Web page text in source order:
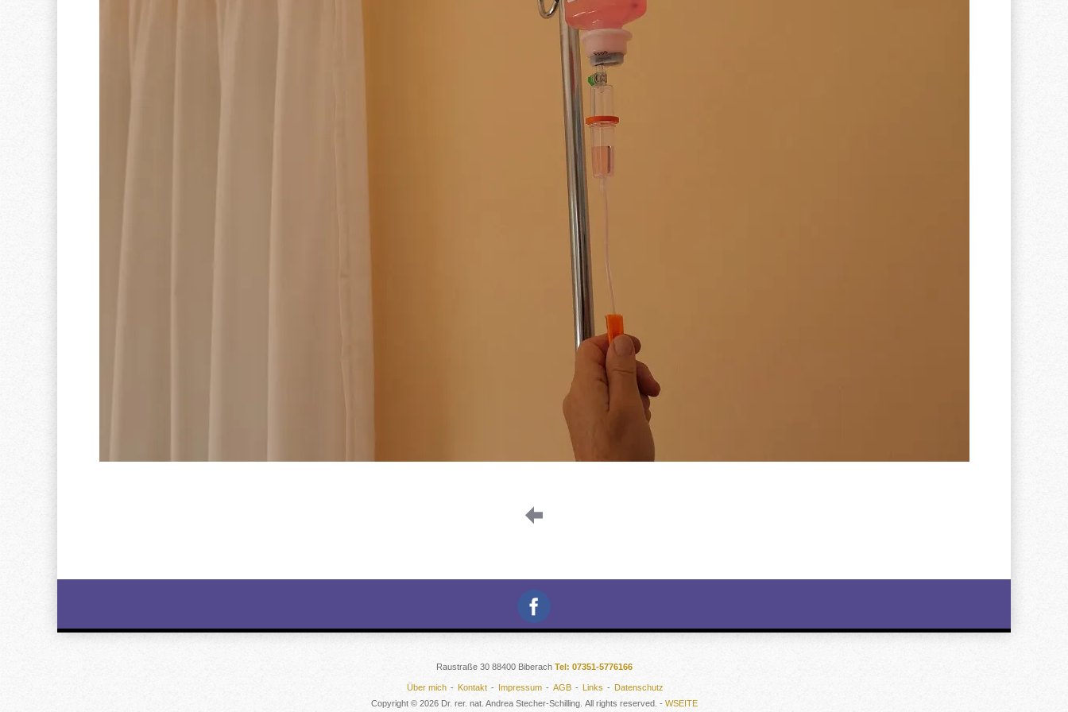
Raustraße 30 88400 Biberach Tel: 07351-5776166
Über mich Kontakt Impressum AGB Links
Datenschutz
Copyright © 2026 Dr. rer. nat. Andrea Stecher-Schilling. All rights reserved. - WSEITE